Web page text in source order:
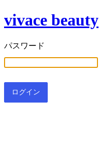
vivace beauty
パスワード